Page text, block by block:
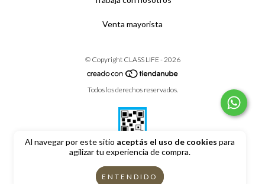
Al navegar por este sitio aceptás el uso de cookies para
agilizar tu experiencia de compra.
ENTENDIDO
Venta mayorista
© Copyright CLASS LIFE - 2026
Todos los derechos reservados.
Defensa de las y los consumidores. Para reclamos